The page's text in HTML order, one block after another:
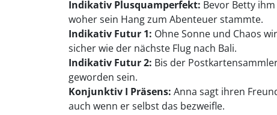
Indikativ Plusquamperfekt: Bevor Betty
woher sein Hang zum Abenteuer stammte.
Indikativ Futur 1: Ohne Sonne und Chaos
sicher wie der nächste Flug nach Bali.
Indikativ Futur 2: Bis der
geworden sein.
Konjunktiv I Präsens: Anna sagt ihren
auch wenn er selbst das bezweifle.